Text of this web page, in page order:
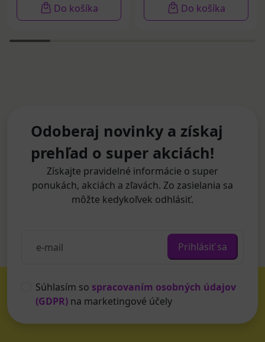
Do košíka Do košíka
Odoberaj novinky a získaj
prehľad o super akciách!
Získajte pravidelné informácie o super
ponukách, akciách a zľavách. Zo zasielania sa
môžte kedykoľvek odhlásiť.
Prihlásiť sa
Súhlasím so spracovaním osobných údajov
(GDPR) na marketingové účely